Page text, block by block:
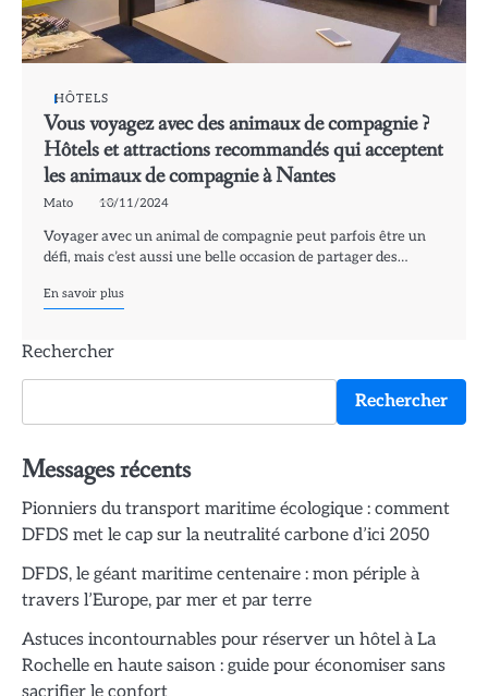
HÔTELS
Vous voyagez avec des animaux de compagnie ?
Hôtels et attractions recommandés qui acceptent
les animaux de compagnie à Nantes
Mato 10/11/2024
Voyager avec un animal de compagnie peut parfois être un
défi, mais c’est aussi une belle occasion de partager des…
En savoir plus
Rechercher
Rechercher
Messages récents
Pionniers du transport maritime écologique : comment
DFDS met le cap sur la neutralité carbone d’ici 2050
DFDS, le géant maritime centenaire : mon périple à
travers l’Europe, par mer et par terre
Astuces incontournables pour réserver un hôtel à La
Rochelle en haute saison : guide pour économiser sans
sacrifier le confort